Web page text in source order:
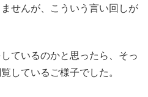
せんが、こういう言い回しが
ているのかと思ったら、そっ
しているご様子でした。